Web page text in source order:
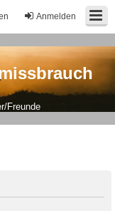
Anmelden
Freunde